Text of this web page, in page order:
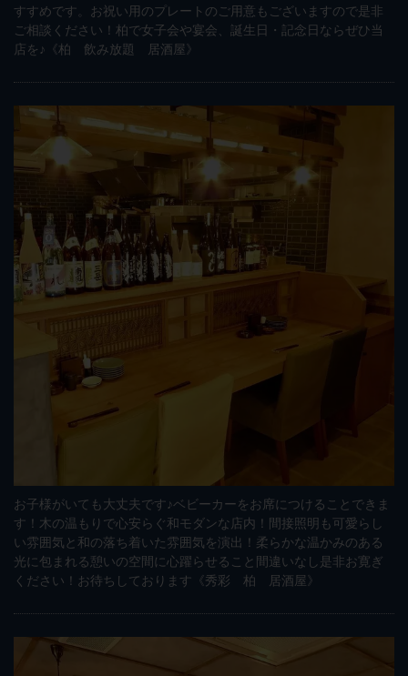
すすめです。お祝い用のプレートのご用意もございますので是非
ご相談ください！柏で女子会や宴会、誕生日・記念日ならぜひ当
店を♪《柏 飲み放題 居酒屋》
お子様がいても大丈夫です♪ベビーカーをお席につけることできま
す！木の温もりで心安らぐ和モダンな店内！間接照明も可愛らし
い雰囲気と和の落ち着いた雰囲気を演出！柔らかな温かみのある
光に包まれる憩いの空間に心躍らせること間違いなし是非お寛ぎ
ください！お待ちしております《秀彩 柏 居酒屋》